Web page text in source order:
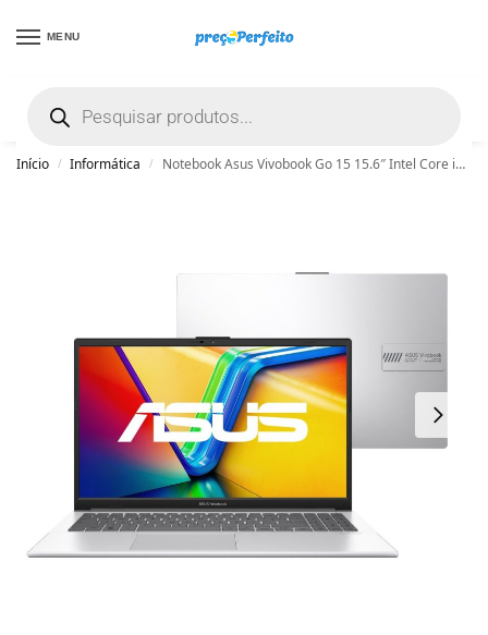
MENU
Início / Informática / Notebook Asus Vivobook Go 15 15.6″ Intel Core i3-N305 UHD Graphics 8GB DDR4 256GB SSD Win 11 Home